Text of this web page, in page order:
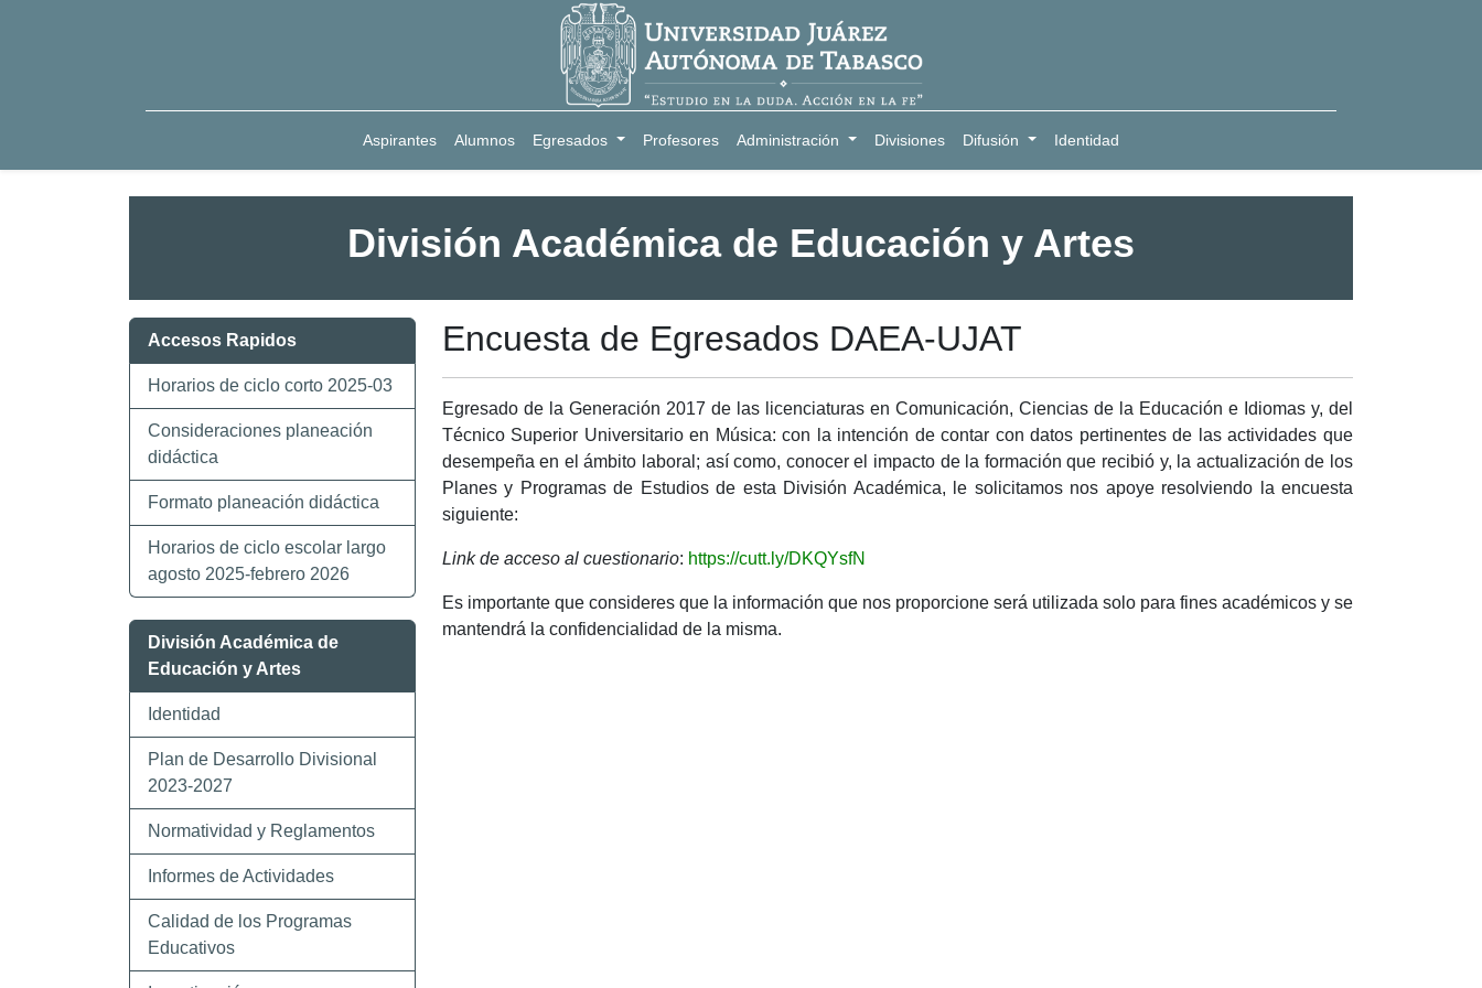
Aspirantes Alumnos Egresados Profesores Administración Divisiones Difusión Identidad
División Académica de Educación y Artes
Accesos Rapidos
Horarios de ciclo corto 2025-03
Consideraciones planeación
didáctica
Formato planeación didáctica
Horarios de ciclo escolar largo
agosto 2025-febrero 2026
División Académica de
Educación y Artes
Identidad
Plan de Desarrollo Divisional
2023-2027
Normatividad y Reglamentos
Informes de Actividades
Calidad de los Programas
Educativos
Encuesta de Egresados DAEA-UJAT
Egresado de la Generación 2017 de las licenciaturas en Comunicación, Ciencias de la Educación e Idiomas y, del
Técnico Superior Universitario en Música: con la intención de contar con datos pertinentes de las actividades que
desempeña en el ámbito laboral; así como, conocer el impacto de la formación que recibió y, la actualización de los
Planes y Programas de Estudios de esta División Académica, le solicitamos nos apoye resolviendo la encuesta
siguiente:
Link de acceso al cuestionario: https://cutt.ly/DKQYsfN
Es importante que consideres que la información que nos proporcione será utilizada solo para fines académicos y se
mantendrá la confidencialidad de la misma.